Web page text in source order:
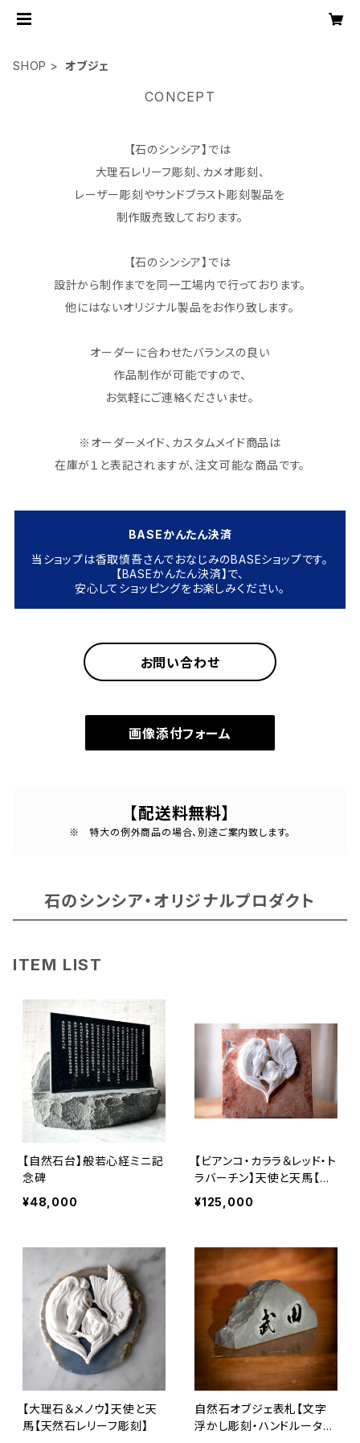
SHOP オブジェ
CONCEPT
【石のシンシア】では
大理石レリーフ彫刻、カメオ彫刻、
レーザー彫刻やサンドブラスト彫刻製品を
制作販売致しております。
【石のシンシア】では
設計から制作までを同一工場内で行っております。
他にはないオリジナル製品をお作り致します。
オーダーに合わせたバランスの良い
作品制作が可能ですので、
お気軽にご連絡くださいませ。
※オーダーメイド、カスタムメイド商品は
在庫が１と表記されますが、注文可能な商品です。
BASEかんたん決済
当ショップは香取慎吾さんでおなじみのBASEショップです。
【BASEかんたん決済】で、
安心してショッピングをお楽しみください。
お問い合わせ
画像添付フォーム
【配送料無料】
※ 特大の例外商品の場合、別途ご案内致します。
石のシンシア・オリジナルプロダクト
ITEM LIST
【自然石台】般若心経ミニ記
念碑
¥48,000
【ビアンコ・カララ＆レッド・ト
ラバーチン】天使と天馬【天
然石レリーフ彫刻】
¥125,000
【大理石＆メノウ】天使と天
馬【天然石レリーフ彫刻】
自然石オブジェ表札【文字
浮かし彫刻・ハンドルーター